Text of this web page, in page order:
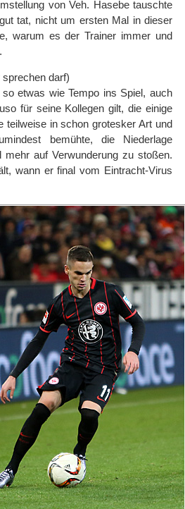
von Veh. Hasebe tauschte
tat, nicht um ersten Mal in dieser
warum es der Trainer immer und
darf)
etwas wie Tempo ins Spiel, auch
für seine Kollegen gilt, die einige
teilweise in schon grotesker Art und
bemühte, die Niederlage
auf Verwunderung zu stoßen.
wann er final vom Eintracht-Virus